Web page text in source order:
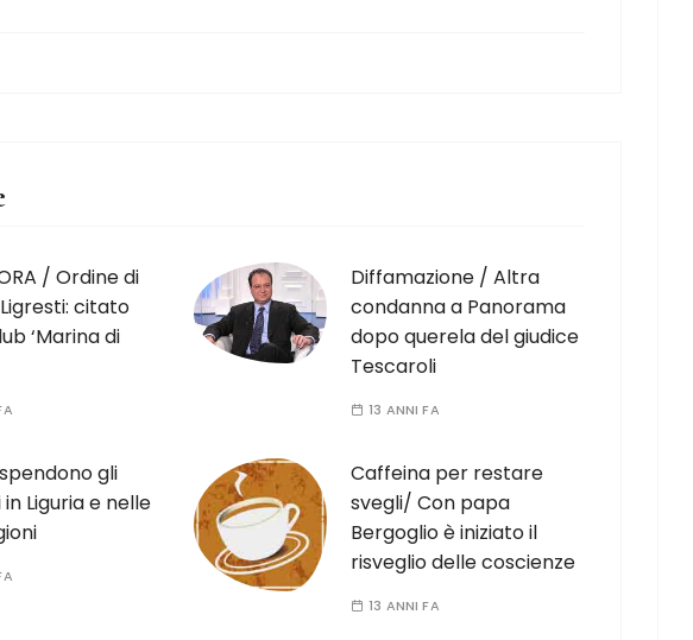
/ Ordine di
citato
‘Marina di
Diffamazione / Altra
condanna a Panorama
dopo querela del giudice
Tescaroli
13 ANNI FA
gli
Liguria e nelle
Caffeina per restare
svegli/ Con papa
Bergoglio è iniziato il
risveglio delle coscienze
13 ANNI FA